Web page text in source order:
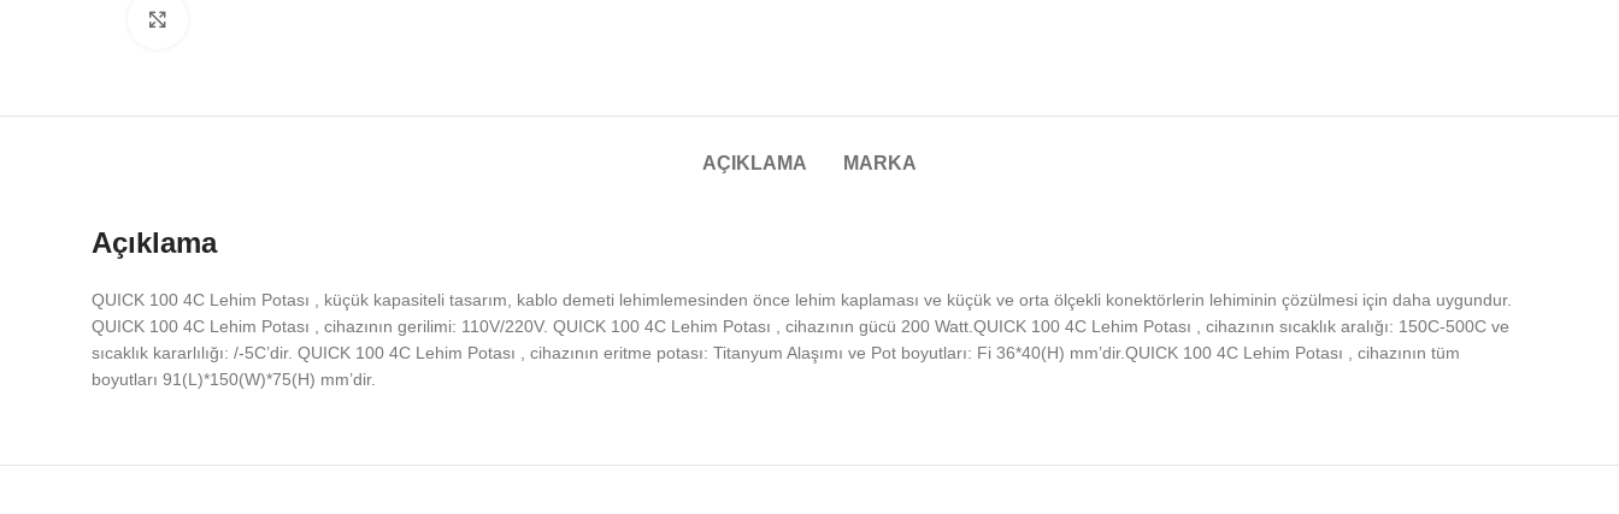
AÇIKLAMA MARKA
Açıklama
QUICK 100 4C Lehim Potası , küçük kapasiteli tasarım, kablo demeti lehimlemesinden önce lehim kaplaması ve küçük ve orta ölçekli konektörlerin lehiminin çözülmesi için daha uygundur.
QUICK 100 4C Lehim Potası , cihazının gerilimi: 110V/220V. QUICK 100 4C Lehim Potası , cihazının gücü 200 Watt.QUICK 100 4C Lehim Potası , cihazının sıcaklık aralığı: 150C-500C ve
sıcaklık kararlılığı: /-5C’dir. QUICK 100 4C Lehim Potası , cihazının eritme potası: Titanyum Alaşımı ve Pot boyutları: Fi 36*40(H) mm’dir.QUICK 100 4C Lehim Potası , cihazının tüm
boyutları 91(L)*150(W)*75(H) mm’dir.